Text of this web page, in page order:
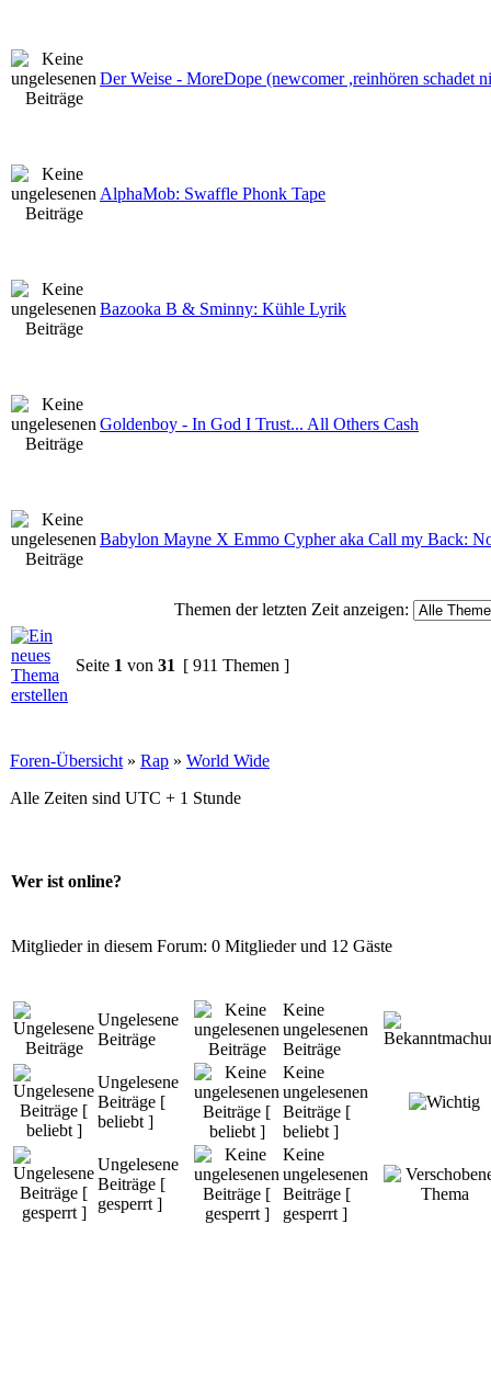
Der Weise - MoreDope (newcomer ,reinhören schadet
AlphaMob: Swaffle Phonk Tape
Bazooka B & Sminny: Kühle Lyrik
Goldenboy - In God I Trust... All Others Cash
Babylon Mayne X Emmo Cypher aka Call my Back:
Themen der letzten Zeit anzeigen:
Seite 1 von 31 [ 911 Themen ]
Foren-Übersicht » Rap » World Wide
Alle Zeiten sind UTC + 1 Stunde
Wer ist online?
Mitglieder in diesem Forum: 0 Mitglieder und 12 Gäste
Ungelesene
Beiträge
Keine
ungelesenen
Beiträge
Ungelesene
Beiträge [
beliebt ]
Keine
ungelesenen
Beiträge [
beliebt ]
Ungelesene
Beiträge [
gesperrt ]
Keine
ungelesenen
Beiträge [
gesperrt ]